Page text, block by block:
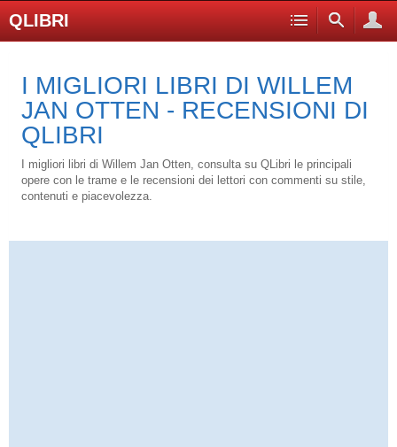
QLIBRI
I MIGLIORI LIBRI DI WILLEM
JAN OTTEN - RECENSIONI DI
QLIBRI
I migliori libri di Willem Jan Otten, consulta su QLibri le principali
opere con le trame e le recensioni dei lettori con commenti su stile,
contenuti e piacevolezza.